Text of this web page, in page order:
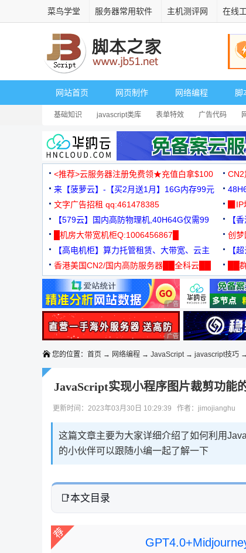
菜鸟学堂 服务器常用软件 主机测评网 在线
网站首页 网页制作 网络编程 脚
基础知识 javascript类库 表单特效 广告代码
<推荐>云服务器注册免费领★充值白拿$100 CN2
来【菠萝云】-【买2月送1月】16G内存99元
文字广告招租 qq:461478385
【579云】国内高防物理机,40H64G仅需99
元
【
█机房大带宽机柜Q:1006456867█
创梦
88
【高电机柜】算力托管租赁、大带宽、云主
机
【
香港美国CN2/国内高防服务器██全科云██
██
广告 商业广告，理性选择
广告 商业广告，理性选择
您的位置： 首页 → 网络编程 → JavaScript→ javascript技巧
JavaScript实现小程序图片裁剪功能
更新时间：2023年03月30日 10:29:39 作者：jimojianghu
这篇文章主要为大家详细介绍了如何利用
的小伙伴可以跟随小编一起了解一下
本文目录